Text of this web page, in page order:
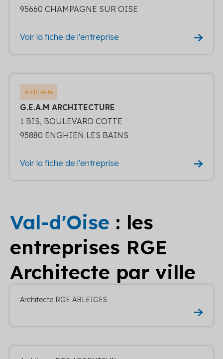
95660 CHAMPAGNE SUR OISE
Voir la fiche de l'entreprise
Architecte
G.E.A.M ARCHITECTURE
1 BIS, BOULEVARD COTTE
95880 ENGHIEN LES BAINS
Voir la fiche de l'entreprise
Val-d'Oise : les
entreprises RGE
Architecte par ville
Architecte RGE ABLEIGES